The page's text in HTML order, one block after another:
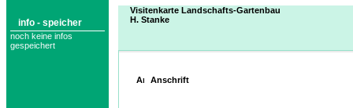
info - speicher
noch keine infos
gespeichert
Visitenkarte Landschafts-Gartenbau
H. Stanke
Anschrift